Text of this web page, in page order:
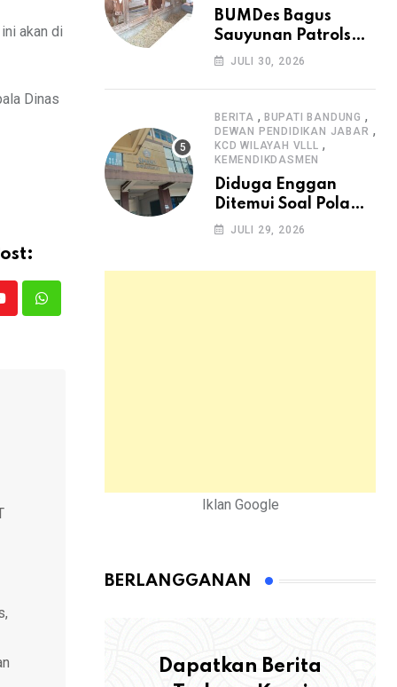
akan di
Dinas
Whatsapp
BUMDes Bagus
Sauyunan Patrolsari
Alokasikan 20
untuk Ketahanan
Pangan Hewani dan
Nabati
JULI 30, 2026
BERITA , BUPATI BANDUNG ,
DEWAN PENDIDIKAN JABAR ,
KCD WILAYAH VLLL ,
KEMENDIKDASMEN
Diduga Enggan
Ditemui Soal Pola
SPMB, Kepsek SMAN
JULI 29, 2026
Iklan Google
BERLANGGANAN
Dapatkan Berita